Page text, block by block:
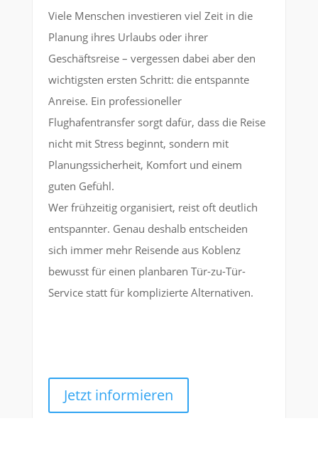
Viele Menschen investieren viel Zeit in die
Planung ihres Urlaubs oder ihrer
Geschäftsreise – vergessen dabei aber den
wichtigsten ersten Schritt: die entspannte
Anreise. Ein professioneller
Flughafentransfer sorgt dafür, dass die Reise
nicht mit Stress beginnt, sondern mit
Planungssicherheit, Komfort und einem
guten Gefühl.
Wer frühzeitig organisiert, reist oft deutlich
entspannter. Genau deshalb entscheiden
sich immer mehr Reisende aus Koblenz
bewusst für einen planbaren Tür-zu-Tür-
Service statt für komplizierte Alternativen.
Jetzt informieren